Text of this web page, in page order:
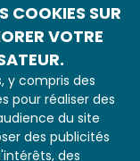
COOKIES SUR
VOTRE
y compris des
pour réaliser des
du site
des publicités
des